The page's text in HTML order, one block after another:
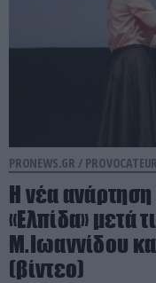
PRONEWS.GR / PROVOCATEUR
Η νέα ανάρτηση
«Ελπίδα» μετά
Μ.Ιωαννίδου
(βίντεο)